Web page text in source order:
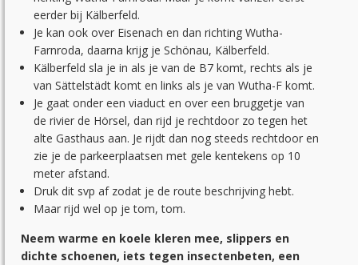
eerder bij Kälberfeld.
Je kan ook over Eisenach en dan richting Wutha-
Farnroda, daarna krijg je Schönau, Kälberfeld.
Kälberfeld sla je in als je van de B7 komt, rechts als je
van Sättelstädt komt en links als je van Wutha-F komt.
Je gaat onder een viaduct en over een bruggetje van
de rivier de Hörsel, dan rijd je rechtdoor zo tegen het
alte Gasthaus aan. Je rijdt dan nog steeds rechtdoor en
zie je de parkeerplaatsen met gele kentekens op 10
meter afstand.
Druk dit svp af zodat je de route beschrijving hebt.
Maar rijd wel op je tom, tom.
Neem warme en koele kleren mee, slippers en
dichte schoenen, iets tegen insectenbeten, een